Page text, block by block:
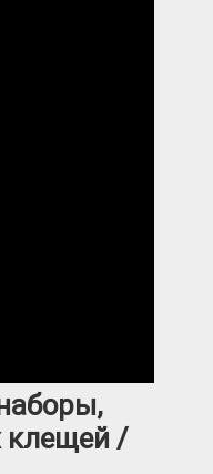
клещей /